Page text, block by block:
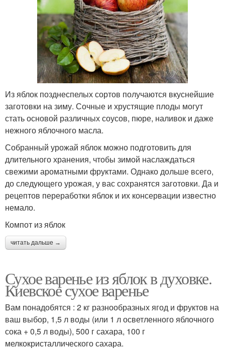
Из яблок позднеспелых сортов получаются вкуснейшие
заготовки на зиму. Сочные и хрустящие плоды могут
стать основой различных соусов, пюре, наливок и даже
нежного яблочного масла.
Собранный урожай яблок можно подготовить для
длительного хранения, чтобы зимой наслаждаться
свежими ароматными фруктами. Однако дольше всего,
до следующего урожая, у вас сохранятся заготовки. Да и
рецептов переработки яблок и их консервации известно
немало.
Компот из яблок
читать дальше →
Сухое варенье из яблок в духовке.
Киевское сухое варенье
Вам понадобятся : 2 кг разнообразных ягод и фруктов на
ваш выбор, 1,5 л воды (или 1 л осветленного яблочного
сока + 0,5 л воды), 500 г сахара, 100 г
мелкокристаллического сахара.